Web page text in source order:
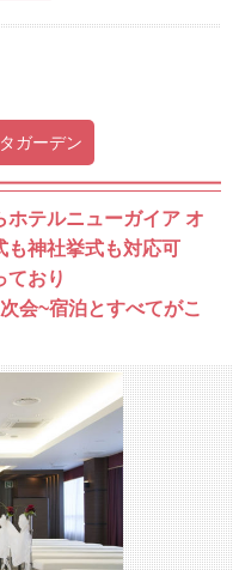
ガーデン
ホテルニューガイア オ
神社挙式も対応可
ており
会~宿泊とすべてがこ